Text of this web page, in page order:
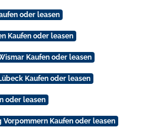
oder leasen
Kaufen oder leasen
Kaufen oder leasen
Kaufen oder leasen
oder leasen
Kaufen oder leasen